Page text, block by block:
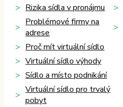
Rizika sídla v pronájmu
Problémové firmy na
adrese
Proč mít virtuální sídlo
Virtuální sídlo výhody
Sídlo a místo podnikání
Virtuální sídlo pro trvalý
pobyt